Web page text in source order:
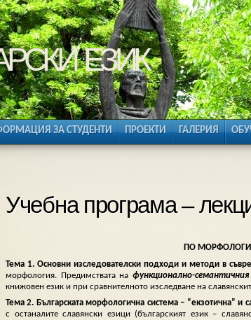
език
ЗА СТУДЕНТИ ПРОЕКТИ ГАЛЕРИЯ
Учебна програма –
ПО
Тема 1. Основни изследователски подходи и методи в
морфология. Предимствата на функционално-семантичния
книжовен език и при сравнителното изследване на
Тема 2. Българската морфологична система – “екзотична” и
с останалите славянски езици (българският език –